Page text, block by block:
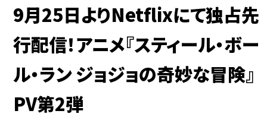
9月25日よりNetflixにて独占先
行配信！アニメ『スティール・ボー
ル・ラン ジョジョの奇妙な冒険』
PV第2弾